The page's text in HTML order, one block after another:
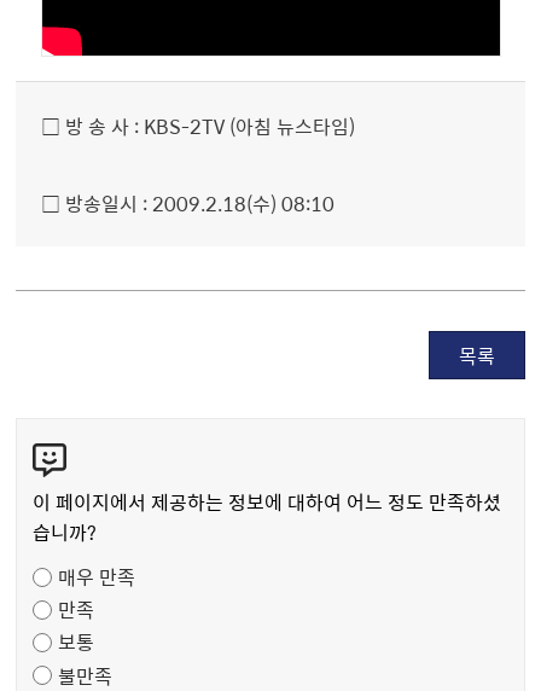
□ 방 송 사 : KBS-2TV (아침 뉴스타임)
□ 방송일시 : 2009.2.18(수) 08:10
목록
텐
츠
만
도
조
사
이 페이지에서 제공하는 정보에 대하여 어느 정도 만족하셨
습니까?
매우 만족
만족
보통
불만족